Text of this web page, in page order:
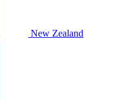
New Zealand